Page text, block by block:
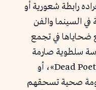
رابطة شعورية أو
في السينما والفن
ضحاياها في تجمع
سلطوية صارمة
تكره الشعر في فيلم «Dead Poets Society»، أو
صحية تسحقهم